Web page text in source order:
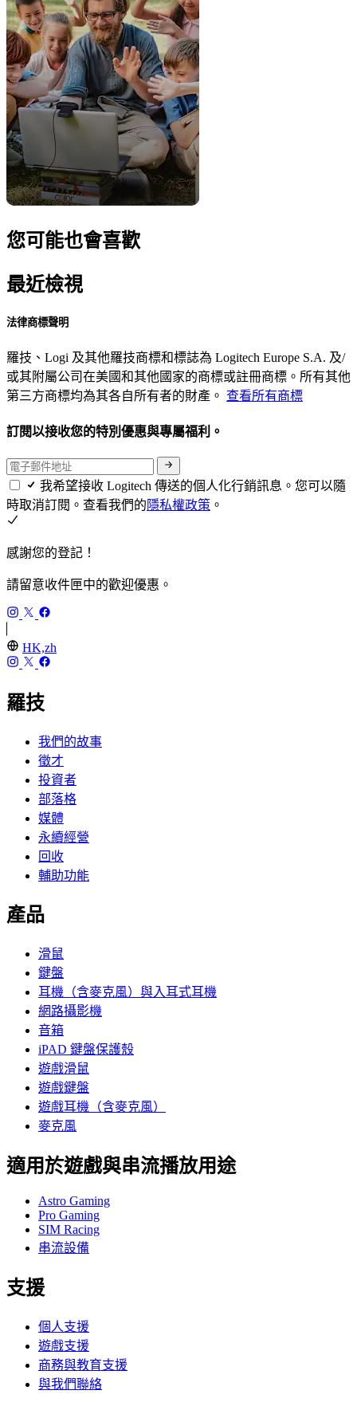
您可能也會喜歡
最近檢視
法律商標聲明
羅技、Logi 及其他羅技商標和標誌為 Logitech Europe S.A. 及/
或其附屬公司在美國和其他國家的商標或註冊商標。所有其他
第三方商標均為其各自所有者的財產。 查看所有商標
訂閱以接收您的特別優惠與專屬福利。
我希望接收 Logitech 傳送的個人化行銷訊息。您可以隨
時取消訂閱。查看我們的隱私權政策 。
感謝您的登記！
請留意收件匣中的歡迎優惠。
HK,zh
羅技
我們的故事
徵才
投資者
部落格
媒體
永續經營
回收
輔助功能
產品
滑鼠
鍵盤
耳機（含麥克風）與入耳式耳機
網路攝影機
音箱
iPAD 鍵盤保護殼
遊戲滑鼠
遊戲鍵盤
遊戲耳機（含麥克風）
麥克風
適用於遊戲與串流播放用途
Astro Gaming
Pro Gaming
SIM Racing
串流設備
支援
個人支援
遊戲支援
商務與教育支援
與我們聯絡